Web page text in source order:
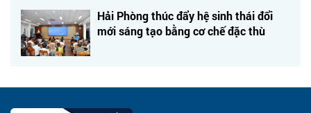
Hải Phòng thúc đẩy hệ sinh thái đổi
mới sáng tạo bằng cơ chế đặc thù